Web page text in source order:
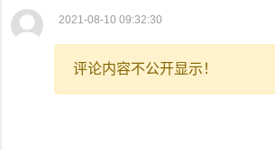
2021-08-10 09:32:30
评论内容不公开显示！